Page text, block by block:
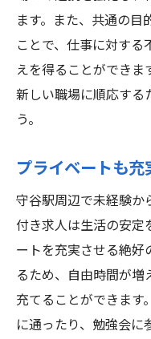
ます。また、共通の
ことで、仕事に対す
えを得ることができ
新しい職場に順応する
う。
プライベートも
守谷駅周辺で未経験か
付き求人は生活の安定
ートを充実させる絶
るため、自由時間が
充てることができま
に通ったり、勉強会